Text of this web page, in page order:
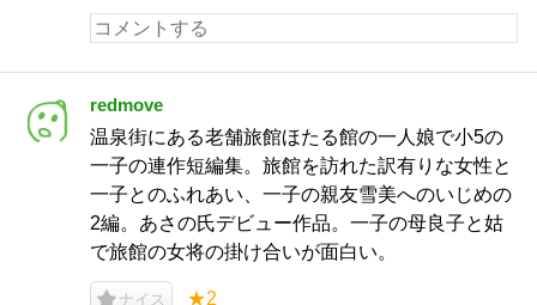
redmove
温泉街にある老舗旅館ほたる館の一人娘で小5の
一子の連作短編集。旅館を訪れた訳有りな女性と
一子とのふれあい、一子の親友雪美へのいじめの
2編。あさの氏デビュー作品。一子の母良子と姑
で旅館の女将の掛け合いが面白い。
ナイス ★2